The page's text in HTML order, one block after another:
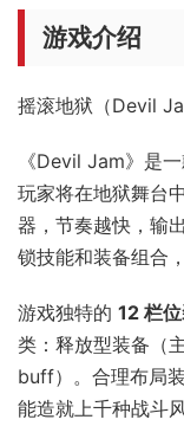
游戏介绍
摇滚地狱（Devil
《Devil Jam》是
玩家将在地狱舞台
器，节奏越快，输
锁技能和装备组合
游戏独特的 12 栏
类：释放型装备（
buff）。合理布局
能造就上千种战斗